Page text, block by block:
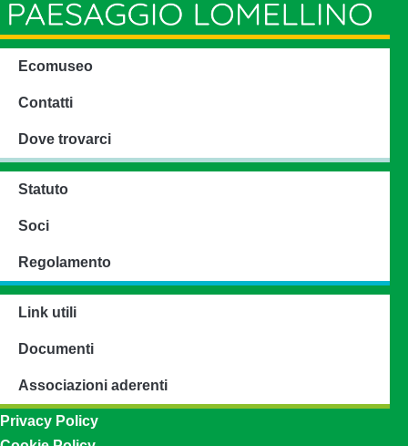
Ecomuseo
Contatti
Dove trovarci
Statuto
Soci
Regolamento
Link utili
Documenti
Associazioni aderenti
Privacy Policy